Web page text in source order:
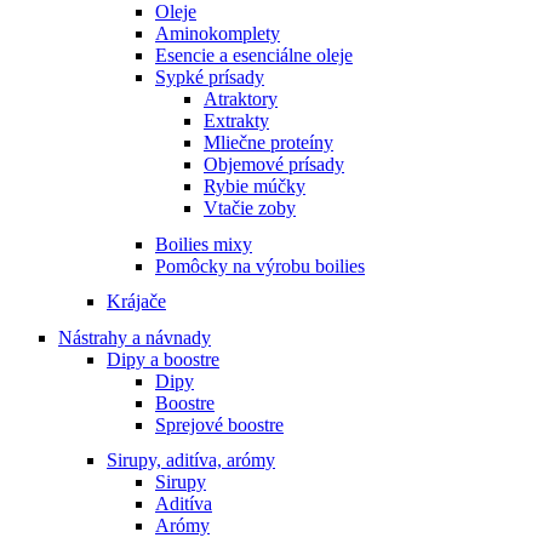
Oleje
Aminokomplety
Esencie a esenciálne oleje
Sypké prísady
Atraktory
Extrakty
Mliečne proteíny
Objemové prísady
Rybie múčky
Vtačie zoby
Boilies mixy
Pomôcky na výrobu boilies
Krájače
Nástrahy a návnady
Dipy a boostre
Dipy
Boostre
Sprejové boostre
Sirupy, aditíva, arómy
Sirupy
Aditíva
Arómy